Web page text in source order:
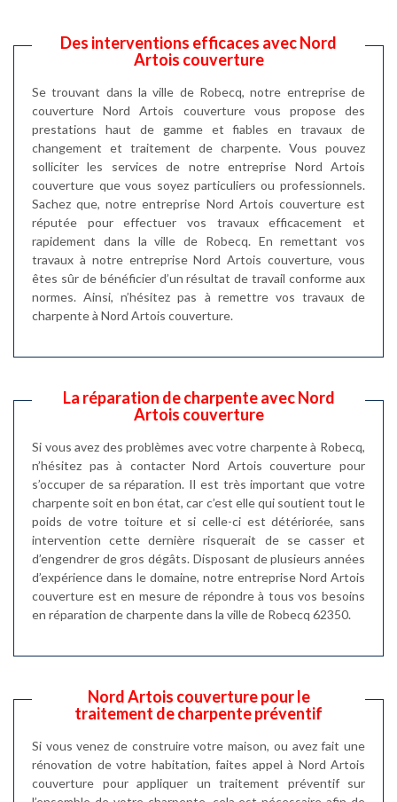
Des interventions efficaces avec Nord
Artois couverture
Se trouvant dans la ville de Robecq, notre entreprise de
couverture Nord Artois couverture vous propose des
prestations haut de gamme et fiables en travaux de
changement et traitement de charpente. Vous pouvez
solliciter les services de notre entreprise Nord Artois
couverture que vous soyez particuliers ou professionnels.
Sachez que, notre entreprise Nord Artois couverture est
réputée pour effectuer vos travaux efficacement et
rapidement dans la ville de Robecq. En remettant vos
travaux à notre entreprise Nord Artois couverture, vous
êtes sûr de bénéficier d’un résultat de travail conforme aux
normes. Ainsi, n’hésitez pas à remettre vos travaux de
charpente à Nord Artois couverture.
La réparation de charpente avec Nord
Artois couverture
Si vous avez des problèmes avec votre charpente à Robecq,
n’hésitez pas à contacter Nord Artois couverture pour
s’occuper de sa réparation. Il est très important que votre
charpente soit en bon état, car c’est elle qui soutient tout le
poids de votre toiture et si celle-ci est détériorée, sans
intervention cette dernière risquerait de se casser et
d’engendrer de gros dégâts. Disposant de plusieurs années
d’expérience dans le domaine, notre entreprise Nord Artois
couverture est en mesure de répondre à tous vos besoins
en réparation de charpente dans la ville de Robecq 62350.
Nord Artois couverture pour le
traitement de charpente préventif
Si vous venez de construire votre maison, ou avez fait une
rénovation de votre habitation, faites appel à Nord Artois
couverture pour appliquer un traitement préventif sur